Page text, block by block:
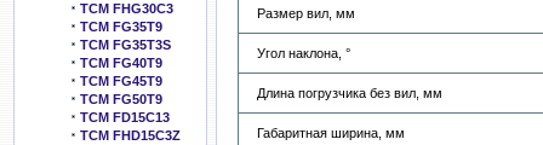
TCM FHG30C3
TCM FG35T9
TCM FG35T3S
TCM FG40T9
TCM FG45T9
TCM FG50T9
TCM FD15C13
TCM FHD15C3Z
Размер вил, мм
Угол наклона, °
Длина погрузчика без вил, мм
Габаритная ширина, мм